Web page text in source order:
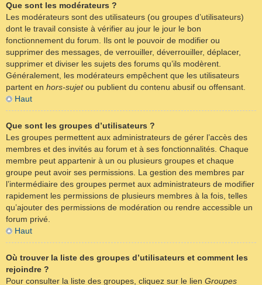
Que sont les modérateurs ?
Les modérateurs sont des utilisateurs (ou groupes d’utilisateurs)
dont le travail consiste à vérifier au jour le jour le bon
fonctionnement du forum. Ils ont le pouvoir de modifier ou
supprimer des messages, de verrouiller, déverrouiller, déplacer,
supprimer et diviser les sujets des forums qu’ils modèrent.
Généralement, les modérateurs empêchent que les utilisateurs
partent en hors-sujetou publient du contenu abusif ou offensant.
Haut
Que sont les groupes d’utilisateurs ?
Les groupes permettent aux administrateurs de gérer l’accès des
membres et des invités au forum et à ses fonctionnalités. Chaque
membre peut appartenir à un ou plusieurs groupes et chaque
groupe peut avoir ses permissions. La gestion des membres par
l’intermédiaire des groupes permet aux administrateurs de modifier
rapidement les permissions de plusieurs membres à la fois, telles
qu’ajouter des permissions de modération ou rendre accessible un
forum privé.
Haut
Où trouver la liste des groupes d’utilisateurs et comment les
rejoindre ?
Pour consulter la liste des groupes, cliquez sur le lien Groupes